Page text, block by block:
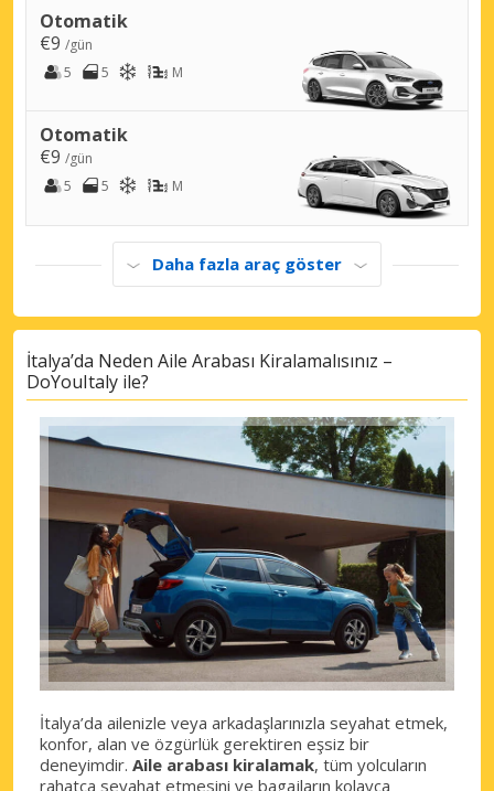
Otomatik
€9 /gün
5
5 M
Otomatik
€9 /gün
5
5 M
Daha fazla araç göster
İtalya’da Neden Aile Arabası Kiralamalısınız –
DoYouItaly ile?
İtalya’da ailenizle veya arkadaşlarınızla seyahat etmek,
konfor, alan ve özgürlük gerektiren eşsiz bir
deneyimdir. Aile arabası kiralamak, tüm yolcuların
rahatça seyahat etmesini ve bagajların kolayca